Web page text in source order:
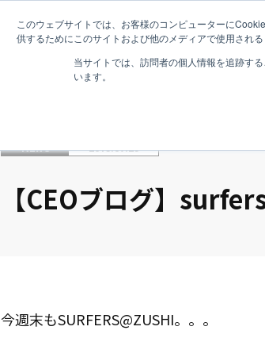
このウェブサイトでは、お客様のコンピューターに
供するためにこのサイトおよび他のメディアで使用され
当サイトでは、訪問者の個人情報を追跡す
います。
NEWS 2015.07.25
【CEOブログ】
今週末もSURFERS@ZUSHI。。。